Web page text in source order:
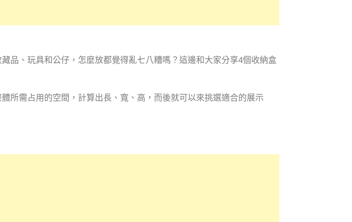
品、玩具和公仔，怎麼放都覺得亂七八糟嗎？這邊和大家分享4個收納盒
所需占用的空間，計算出長、寬、高，而後就可以來挑選適合的展示